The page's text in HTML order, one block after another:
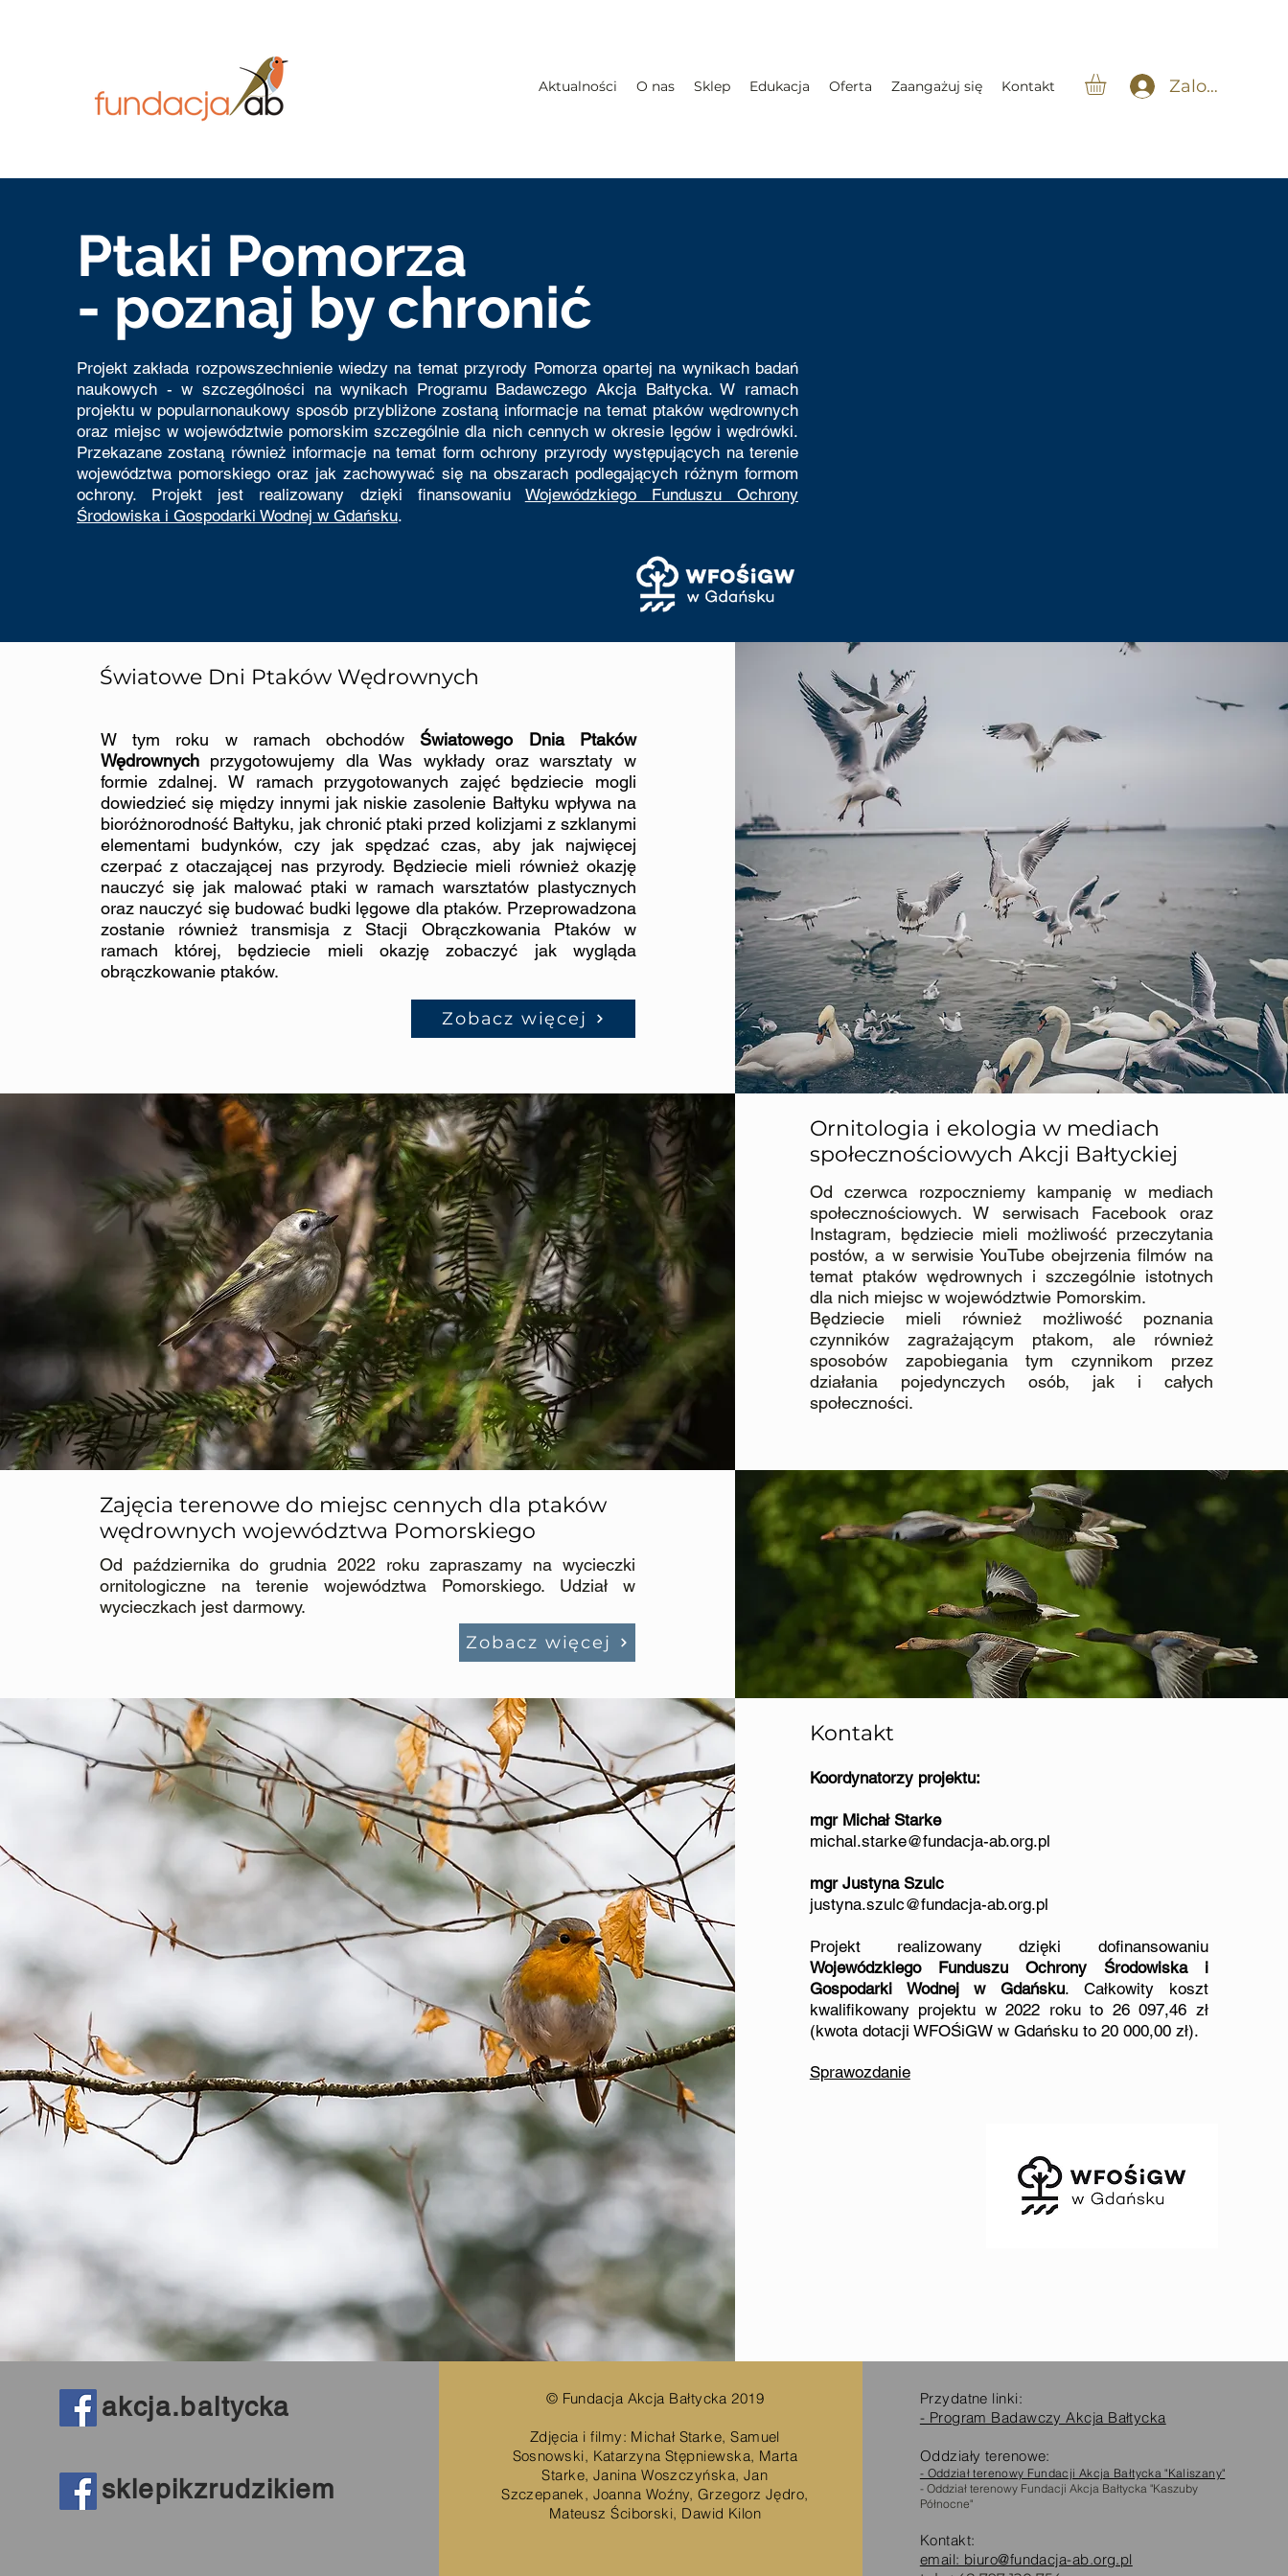
Aktualności O nas Sklep Edukacja Oferta Zaangażuj się Kontakt Zaloguj się
Ptaki Pomorza
- poznaj by chronić
Projekt zakłada rozpowszechnienie wiedzy na temat przyrody Pomorza opartej na wynikach badań
naukowych - w szczególności na wynikach Programu Badawczego Akcja Bałtycka. W ramach
projektu w popularnonaukowy sposób przybliżone zostaną informacje na temat ptaków wędrownych
oraz miejsc w województwie pomorskim szczególnie dla nich cennych w okresie lęgów i wędrówki.
Przekazane zostaną również informacje na temat form ochrony przyrody występujących na terenie
województwa pomorskiego oraz jak zachowywać się na obszarach podlegających różnym formom
ochrony. Projekt jest realizowany dzięki finansowaniu Wojewódzkiego Funduszu Ochrony
Środowiska i Gospodarki Wodnej w Gdańsku.
Światowe Dni Ptaków Wędrownych
W tym roku w ramach obchodów Światowego Dnia Ptaków
Wędrownych przygotowujemy dla Was wykłady oraz warsztaty w
formie zdalnej. W ramach przygotowanych zajęć będziecie mogli
dowiedzieć się między innymi jak niskie zasolenie Bałtyku wpływa na
bioróżnorodność Bałtyku, jak chronić ptaki przed kolizjami z szklanymi
elementami budynków, czy jak spędzać czas, aby jak najwięcej
czerpać z otaczającej nas przyrody. Będziecie mieli również okazję
nauczyć się jak malować ptaki w ramach warsztatów plastycznych
oraz nauczyć się budować budki lęgowe dla ptaków. Przeprowadzona
zostanie również transmisja z Stacji Obrączkowania Ptaków w
ramach której, będziecie mieli okazję zobaczyć jak wygląda
obrączkowanie ptaków.
Zobacz więcej
Ornitologia i ekologia w mediach
społecznościowych Akcji Bałtyckiej
Od czerwca rozpoczniemy kampanię w mediach
społecznościowych. W serwisach Facebook oraz
Instagram, będziecie mieli możliwość przeczytania
postów, a w serwisie YouTube obejrzenia filmów na
temat ptaków wędrownych i szczególnie istotnych
dla nich miejsc w województwie Pomorskim.
Będziecie mieli również możliwość poznania
czynników zagrażającym ptakom, ale również
sposobów zapobiegania tym czynnikom przez
działania pojedynczych osób, jak i całych
społeczności.
Zajęcia terenowe do miejsc cennych dla ptaków
wędrownych województwa Pomorskiego
Od października do grudnia 2022 roku zapraszamy na wycieczki
ornitologiczne na terenie województwa Pomorskiego. Udział w
wycieczkach jest darmowy.
Zobacz więcej
Kontakt
Koordynatorzy projektu:
mgr Michał Starke
michal.starke@fundacja-ab.org.pl
mgr Justyna Szulc
justyna.szulc@fundacja-ab.org.pl
Projekt realizowany dzięki dofinansowaniu
Wojewódzkiego Funduszu Ochrony Środowiska i
Gospodarki Wodnej w Gdańsku. Całkowity koszt
kwalifikowany projektu w 2022 rokuto 26 097,46 zł
(kwota dotacji WFOŚiGW w Gdańsku to 20 000,00 zł).
Sprawozdanie
akcja.baltycka
sklepikzrudzikiem
© Fundacja Akcja Bałtycka 2019
Zdjęcia i filmy: Michał Starke, Samuel
Sosnowski, Katarzyna Stępniewska, Marta
Starke, Janina Woszczyńska, Jan
Szczepanek, Joanna Woźny, Grzegorz Jędro,
Mateusz Ściborski, Dawid Kilon
Przydatne linki:
- Program Badawczy Akcja Bałtycka
Oddziały terenowe:
- Oddział terenowy Fundacji Akcja Bałtycka "Kaliszany"
- Oddział terenowy Fundacji Akcja Bałtycka "Kaszuby
Północne"
Kontakt:
email: biuro@fundacja-ab.org.pl